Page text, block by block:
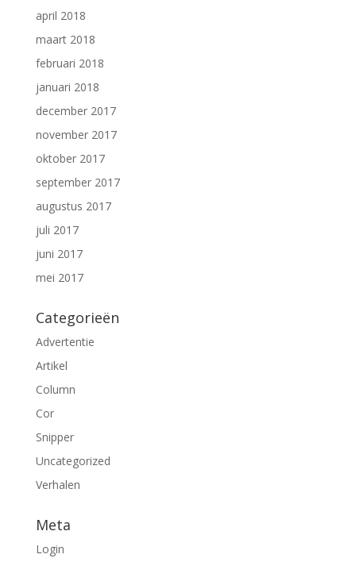
april 2018
maart 2018
februari 2018
januari 2018
december 2017
november 2017
oktober 2017
september 2017
augustus 2017
juli 2017
juni 2017
mei 2017
Categorieën
Advertentie
Artikel
Column
Cor
Snipper
Uncategorized
Verhalen
Meta
Login